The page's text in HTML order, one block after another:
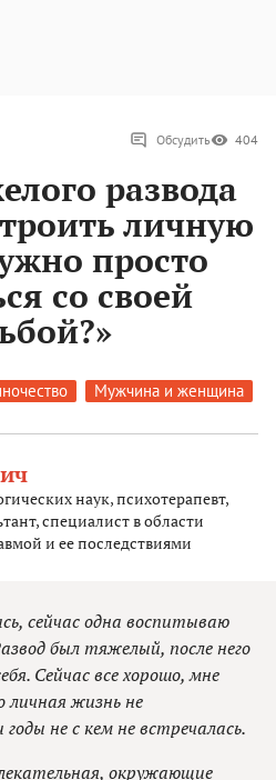
Обсудить 404
развода
личную
просто
со своей
Мужчина и женщина
наук, психотерапевт,
специалист в области
и ее последствиями
сейчас одна воспитываю
был тяжелый, после него
Сейчас все хорошо, мне
жизнь не
не с кем не встречалась.
окружающие